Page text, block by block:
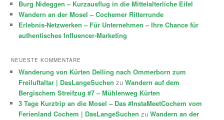
Burg Nideggen – Kurzausflug in die Mittelalterliche Eifel
Wandern an der Mosel – Cochemer Ritterrunde
Erlebnis-Netzwerken – Für Unternehmen – Ihre Chance für
authentisches Influencer-Marketing
NEUESTE KOMMENTARE
Wanderung von Kürten Delling nach Ommerborn zum
Freiluftaltar | DasLangeSuchen zuWandern auf dem
Bergischem Streifzug #7 – Mühlenweg Kürten
3 Tage Kurztrip an die Mosel – Das #InstaMeetCochem vom
Ferienland Cochem | DasLangeSuchen zuWandern an der